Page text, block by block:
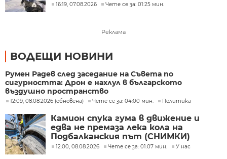
16:19, 07.08.2026 Чете се за: 01:25 мин.
Реклама
ВОДЕЩИ НОВИНИ
Румен Радев след заседание на Съвета по
сигурността: Дрон е нахлул в българското
въздушно пространство
12:09, 08.08.2026 (обновена) Чете се за: 04:00 мин. Политика
Камион спука гума в движение и
едва не премаза лека кола на
Подбалканския път (СНИМКИ)
12:00, 08.08.2026 Чете се за: 01:07 мин. У нас